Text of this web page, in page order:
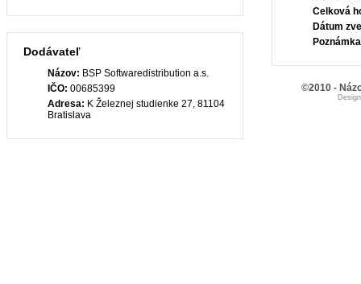
Dodávateľ
Názov: BSP Softwaredistribution a.s.
IČO: 00685399
Adresa: K Železnej studienke 27, 81104
Bratislava
Celková
Dátum
©2010 -